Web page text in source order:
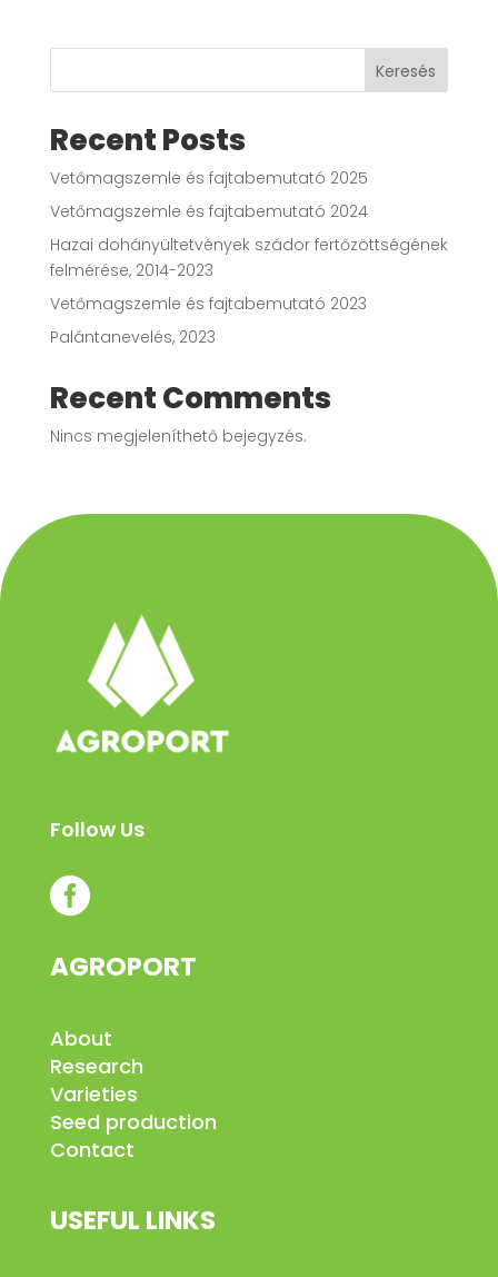
Keresés
Recent Posts
Vetőmagszemle és fajtabemutató 2025
Vetőmagszemle és fajtabemutató 2024
Hazai dohányültetvények szádor fertőzöttségének
felmérése, 2014-2023
Vetőmagszemle és fajtabemutató 2023
Palántanevelés, 2023
Recent Comments
Nincs megjeleníthető bejegyzés.
Follow Us

AGROPORT
About
Research
Varieties
Seed production
Contact
USEFUL LINKS